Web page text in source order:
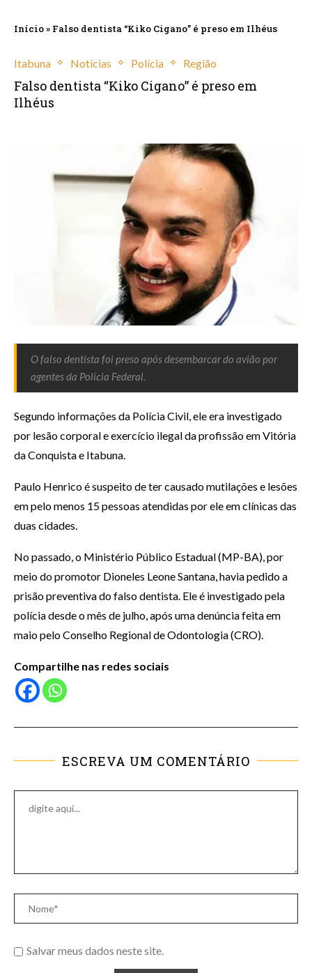
Início» Falso dentista “Kiko Cigano” é preso em Ilhéus
Itabuna Notícias Polícia Região
Falso dentista “Kiko Cigano” é preso em
Ilhéus
O falso dentista foi preso após desembarcar do avião por
agentes da Polícia Federal.
Segundo informações da Polícia Civil, ele era investigado
por lesão corporal e exercício ilegal da profissão em Vitória
da Conquista e Itabuna.
Paulo Henrico é suspeito de ter causado mutilações e lesões
em pelo menos 15 pessoas atendidas por ele em clínicas das
duas cidades.
No passado, o Ministério Público Estadual (MP-BA), por
meio do promotor Dioneles Leone Santana, havia pedido a
prisão preventiva do falso dentista. Ele é investigado pela
polícia desde o mês de julho, após uma denúncia feita em
maio pelo Conselho Regional de Odontologia (CRO).
Compartilhe nas redes sociais
ESCREVA UM COMENTÁRIO
Salvar meus dados neste site.